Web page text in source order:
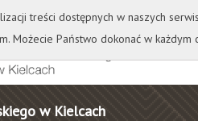
Wydawnictwo Wirtualna
w Kielcach
treści dostępnych w naszych
Możecie Państwo dokonać w